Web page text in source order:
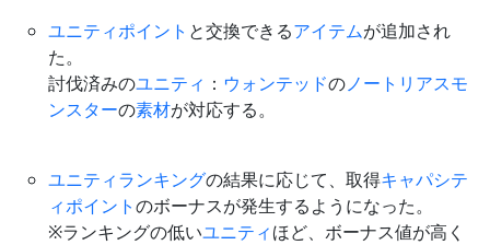
ユニティポイント と交換できるアイテムが追加され
た。
討伐済みのユニティ ： ウォンテッドのノートリアスモ
ンスターの素材が対応する。
ユニティランキングの結果に応じて、取得キャパシテ
ィポイントのボーナスが発生するようになった。
※ランキングの低いユニティほど、ボーナス値が高く